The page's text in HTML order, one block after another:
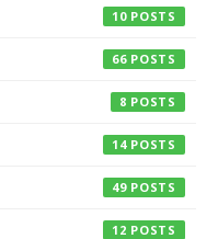
10
66
8
14
49
12